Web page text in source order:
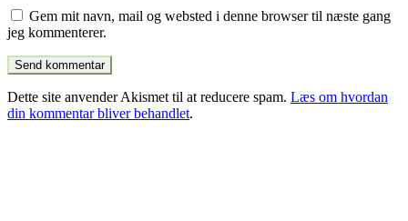
Gem mit navn, mail og websted i denne browser til næste gang
jeg kommenterer.
Dette site anvender Akismet til at reducere spam. Læs om hvordan
din kommentar bliver behandlet.